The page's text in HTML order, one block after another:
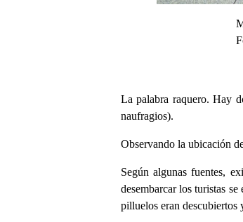
La palabra raquero. Hay
naufragios).
Observando la ubicación
Según algunas fuentes,
desembarcar los turistas
pilluelos eran descubiertos